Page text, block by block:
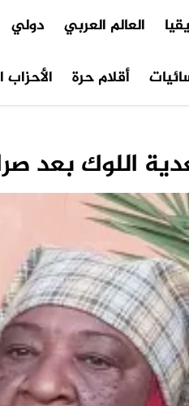
العالم العربي دولي
أقلام حرة
اللوك بعد